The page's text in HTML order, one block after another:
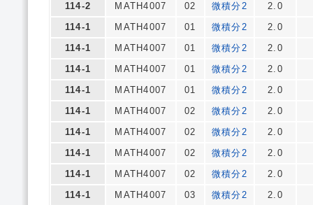
114-2
MATH4007 02 微積分2
2.0
114-1
MATH4007 01 微積分2
2.0
114-1
MATH4007 01 微積分2
2.0
114-1
MATH4007 01 微積分2
2.0
114-1
MATH4007 01 微積分2
2.0
114-1
MATH4007 02 微積分2
2.0
114-1
MATH4007 02 微積分2
2.0
114-1
MATH4007 02 微積分2
2.0
114-1
MATH4007 02 微積分2
2.0
114-1
MATH4007 03 微積分2
2.0